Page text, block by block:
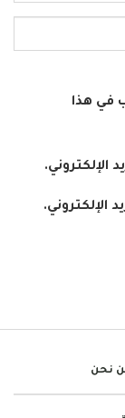
في هذا
الإلكتروني.
الإلكتروني.
نحن